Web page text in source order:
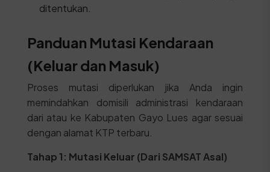
ditentukan.
Panduan Mutasi Kendaraan
(Keluar dan Masuk)
Proses mutasi diperlukan jika Anda ingin
memindahkan domisili administrasi kendaraan
dari atau ke Kabupaten Gayo Lues agar sesuai
dengan alamat KTP terbaru.
Tahap 1: Mutasi Keluar (Dari SAMSAT Asal)